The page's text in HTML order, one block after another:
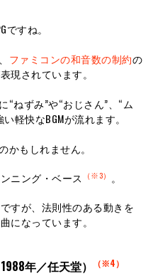
すね。
ファミコンの和音数の制約の
現されています。
“ねずみ”や“おじさん”、“ム
軽快なBGMが流れます。
かもしれません。
ニング・ベース
（※3） 。
すが、法則性のある動きを
になっています。
年／任天堂） （※4）